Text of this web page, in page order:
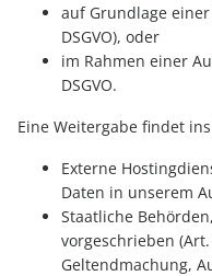
auf Grundlage
DSGVO), oder
im Rahmen einer
DSGVO.
Eine Weitergabe findet
Externe
Daten in unserem
Staatliche
vorgeschrieben
Geltendmachung,